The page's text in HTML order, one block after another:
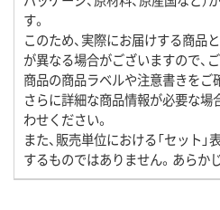
す。
このため、実際にお届けする商品
が異なる場合がございますので、
商品の商品ラベルや注意書きをご
さらに詳細な商品情報が必要な場
わせください。
また、販売単位における「セット
するものではありません。あらか